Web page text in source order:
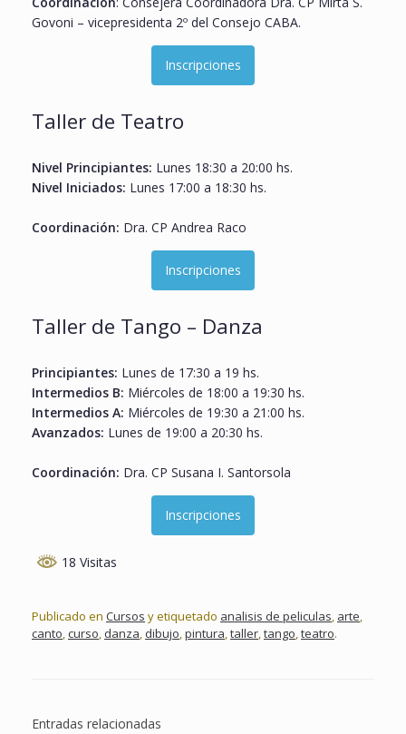
Govoni – vicepresidenta 2º del Consejo CABA.
Inscripciones
Taller de Teatro
Nivel Principiantes: Lunes 18:30 a 20:00 hs.
Nivel Iniciados: Lunes 17:00 a 18:30 hs.
Coordinación: Dra. CP Andrea Raco
Inscripciones
Taller de Tango – Danza
Principiantes: Lunes de 17:30 a 19 hs.
Intermedios B: Miércoles de 18:00 a 19:30 hs.
Intermedios A: Miércoles de 19:30 a 21:00 hs.
Avanzados: Lunes de 19:00 a 20:30 hs.
Coordinación: Dra. CP Susana I. Santorsola
Inscripciones
18 Visitas
Publicado en Cursos y etiquetado analisis de peliculas, arte,
canto,curso, danza, dibujo,pintura,taller,tango,teatro.
Entradas relacionadas